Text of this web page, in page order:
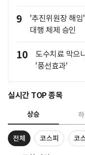
9
'추진위원장 해
대행 체제 승인
10
도수치료 막으
'풍선효과'
실시간 TOP 종목
상승
전체 코스피 코